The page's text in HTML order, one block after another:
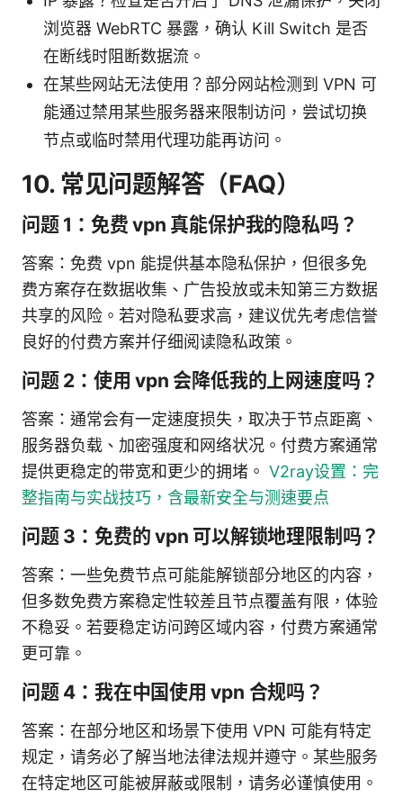
浏览器 WebRTC 暴露，确认 Kill Switch 是否
在断线时阻断数据流。
在某些网站无法使用？部分网站检测到 VPN 可
能通过禁用某些服务器来限制访问，尝试切换
节点或临时禁用代理功能再访问。
10. 常见问题解答（FAQ）
问题 1：免费 vpn 真能保护我的隐私吗？
答案：免费 vpn 能提供基本隐私保护，但很多免
费方案存在数据收集、广告投放或未知第三方数据
共享的风险。若对隐私要求高，建议优先考虑信誉
良好的付费方案并仔细阅读隐私政策。
问题 2：使用 vpn 会降低我的上网速度吗？
答案：通常会有一定速度损失，取决于节点距离、
服务器负载、加密强度和网络状况。付费方案通常
提供更稳定的带宽和更少的拥堵。 V2ray设置：完
整指南与实战技巧，含最新安全与测速要点
问题 3：免费的 vpn 可以解锁地理限制吗？
答案：一些免费节点可能能解锁部分地区的内容，
但多数免费方案稳定性较差且节点覆盖有限，体验
不稳妥。若要稳定访问跨区域内容，付费方案通常
更可靠。
问题 4：我在中国使用 vpn 合规吗？
答案：在部分地区和场景下使用 VPN 可能有特定
规定，请务必了解当地法律法规并遵守。某些服务
在特定地区可能被屏蔽或限制，请务必谨慎使用。